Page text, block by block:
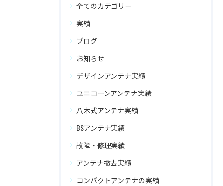
全てのカテゴリー
実績
ブログ
お知らせ
デザインアンテナ実績
ユニコーンアンテナ実績
八木式アンテナ実績
BSアンテナ実績
故障・修理実績
アンテナ撤去実績
コンパクトアンテナの実績